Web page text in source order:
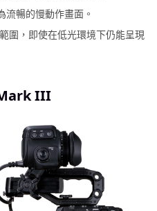
暢的慢動作畫面。
圍，即使在低光環境下仍能呈現
III